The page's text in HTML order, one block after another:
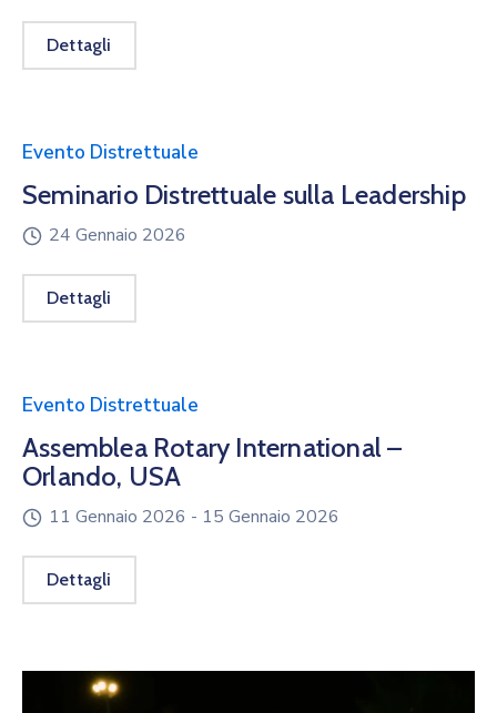
Dettagli
Evento Distrettuale
Seminario Distrettuale sulla Leadership
24 Gennaio 2026
Dettagli
Evento Distrettuale
Assemblea Rotary International –
Orlando, USA
11 Gennaio 2026 - 15 Gennaio 2026
Dettagli